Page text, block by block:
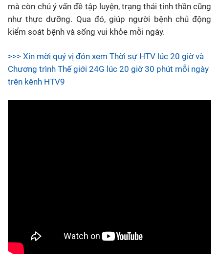
mà còn chú ý vấn đề tập luyện, trạng thái tinh thần cũng
như thực dưỡng. Qua đó, giúp người bệnh chủ động
kiểm soát bệnh và sống vui khỏe mỗi ngày.
>>> Xin mời quý vị đón xem Thời sự HTV lúc 20 giờ và
Chương trình Thế giới 24G lúc 20 giờ 30 phút mỗi ngày
trên kênh HTV9